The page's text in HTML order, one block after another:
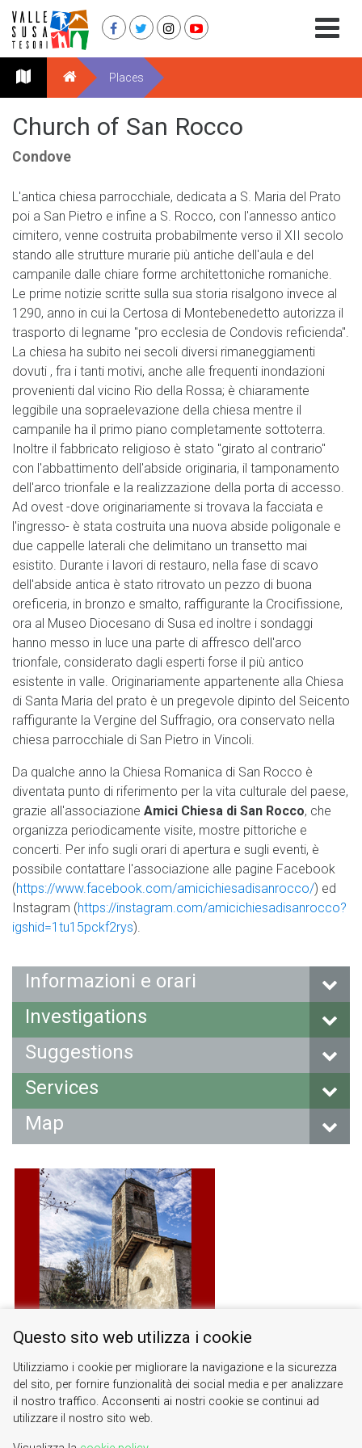
Places
Church of San Rocco
Condove
L'antica chiesa parrocchiale, dedicata a S. Maria del Prato
poi a San Pietro e infine a S. Rocco, con l'annesso antico
cimitero, venne costruita probabilmente verso il XII secolo
stando alle strutture murarie più antiche dell'aula e del
campanile dalle chiare forme architettoniche romaniche.
Le prime notizie scritte sulla sua storia risalgono invece al
1290, anno in cui la Certosa di Montebenedetto autorizza il
trasporto di legname "pro ecclesia de Condovis reficienda".
La chiesa ha subito nei secoli diversi rimaneggiamenti
dovuti , fra i tanti motivi, anche alle frequenti inondazioni
provenienti dal vicino Rio della Rossa; è chiaramente
leggibile una sopraelevazione della chiesa mentre il
campanile ha il primo piano completamente sottoterra.
Inoltre il fabbricato religioso è stato "girato al contrario"
con l'abbattimento dell'abside originaria, il tamponamento
dell'arco trionfale e la realizzazione della porta di accesso.
Ad ovest -dove originariamente si trovava la facciata e
l'ingresso- è stata costruita una nuova abside poligonale e
due cappelle laterali che delimitano un transetto mai
esistito. Durante i lavori di restauro, nella fase di scavo
dell'abside antica è stato ritrovato un pezzo di buona
oreficeria, in bronzo e smalto, raffigurante la Crocifissione,
ora al Museo Diocesano di Susa ed inoltre i sondaggi
hanno messo in luce una parte di affresco dell'arco
trionfale, considerato dagli esperti forse il più antico
esistente in valle. Originariamente appartenente alla Chiesa
di Santa Maria del prato è un pregevole dipinto del Seicento
raffigurante la Vergine del Suffragio, ora conservato nella
chiesa parrocchiale di San Pietro in Vincoli.
Da qualche anno la Chiesa Romanica di San Rocco è
diventata punto di riferimento per la vita culturale del paese,
grazie all'associazione Amici Chiesa di San Rocco, che
organizza periodicamente visite, mostre pittoriche e
concerti. Per info sugli orari di apertura e sugli eventi, è
possibile contattare l'associazione alle pagine Facebook
(https://www.facebook.com/amicichiesadisanrocco/) ed
Instagram (https://instagram.com/amicichiesadisanrocco?
igshid=1tu15pckf2rys).
Informazioni e orari
Investigations
Suggestions
Services
Map
Questo sito web utilizza i cookie
Utilizziamo i cookie per migliorare la navigazione e la sicurezza
del sito, per fornire funzionalità dei social media e per analizzare
il nostro traffico. Acconsenti ai nostri cookie se continui ad
utilizzare il nostro sito web.